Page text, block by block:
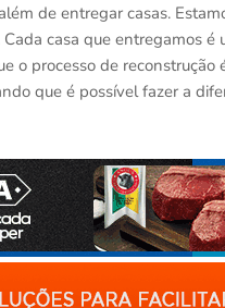
de entregar casas.
casa que entregamos
o processo de
que é possível fazer a